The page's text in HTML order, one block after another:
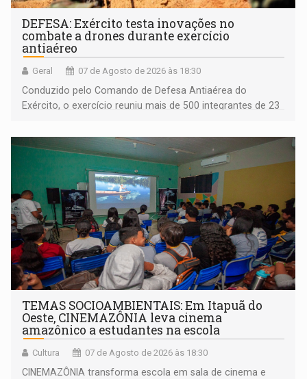
DEFESA: Exército testa inovações no
combate a drones durante exercício
antiaéreo
Geral 07 de Agosto de 2026 às 18:30
Conduzido pelo Comando de Defesa Antiaérea do
Exército, o exercício reuniu mais de 500 integrantes de 23
TEMAS SOCIOAMBIENTAIS: Em Itapuã do
Oeste, CINEMAZÔNIA leva cinema
amazônico a estudantes na escola
Cultura 07 de Agosto de 2026 às 18:30
CINEMAZÔNIA transforma escola em sala de cinema e